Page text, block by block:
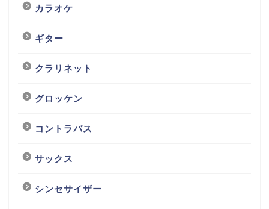
カラオケ
ギター
クラリネット
グロッケン
コントラバス
サックス
シンセサイザー